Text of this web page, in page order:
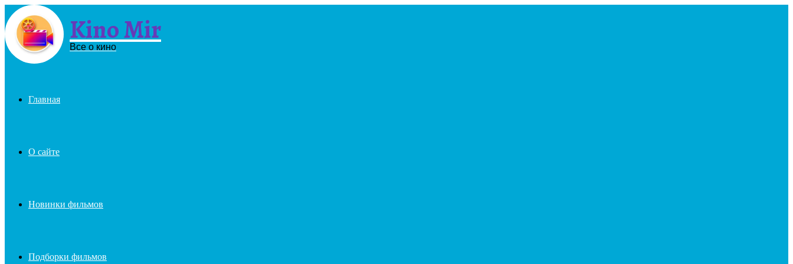
Menu Kino Mir
Все о кино
Главная
О сайте
Новинки фильмов
Подборки фильмов